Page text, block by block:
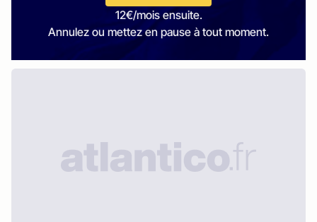
12€/mois ensuite.
Annulez ou mettez en pause à tout moment.